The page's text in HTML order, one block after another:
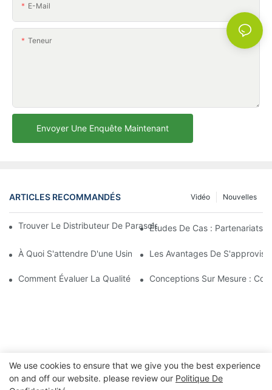
E-Mail
Teneur
Envoyer Une Enquête Maintenant
ARTICLES RECOMMANDÉS Nouvelles
Vidéo
Trouver Le Distributeur De Parasols De Plage Idéal Pour Votre
Études De Cas : Partenariats
À Quoi S'attendre D'une Usine De Chaises Longues D'extérieur
Les Avantages De
Comment Évaluer La Qualité D'une Usine De Chaises Longues
Conceptions Sur Mesure :
We use cookies to ensure that we give you the best experience
on and off our website. please review our Politique De